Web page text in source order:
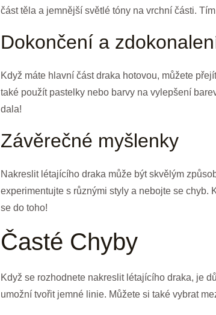
část těla a jemnější světlé tóny na vrchní části.
Dokončení a
Když máte hlavní část draka hotovou, můžete
také použít pastelky nebo barvy na vylepšení
dala!
Závěrečné myšlenky
Nakreslit létajícího draka může být skvělým
experimentujte s různými styly a nebojte se chyb.
se do toho!
Časté Chyby
Když se rozhodnete nakreslit létajícího draka, je
umožní tvořit jemné linie. Můžete si také vybrat